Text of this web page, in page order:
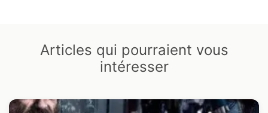
Articles qui pourraient vous
intéresser